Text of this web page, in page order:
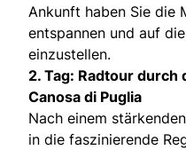
Ankunft haben Sie die
entspannen und auf
einzustellen.
2. Tag: Radtour durch
Canosa di Puglia
Nach einem
in die faszinierende